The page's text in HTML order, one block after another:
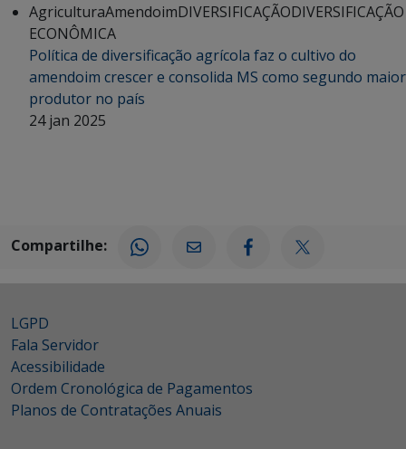
AgriculturaAmendoimDIVERSIFICAÇÃODIVERSIFICAÇÃO
ECONÔMICA
Política de diversificação agrícola faz o cultivo do
amendoim crescer e consolida MS como segundo maior
produtor no país
24 jan 2025
Compartilhe:
LGPD
Fala Servidor
Acessibilidade
Ordem Cronológica de Pagamentos
Planos de Contratações Anuais